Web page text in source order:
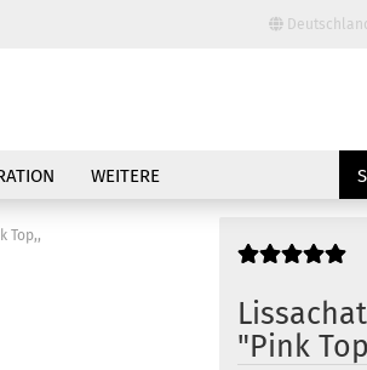
Deutschland
WEITERE
Top,,
"Pink